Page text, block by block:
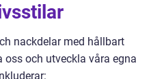
nackdelar med hållbart
oss och utveckla våra egna